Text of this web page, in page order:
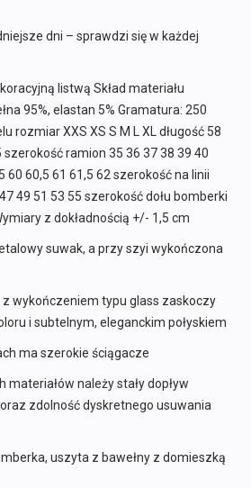
dni – sprawdzi się w każdej
listwą Skład materiału
95%, elastan 5% Gramatura: 250
rozmiar XXS XS S M L XL długość 58
szerokość ramion 35 36 37 38 39 40
60 60,5 61 61,5 62 szerokość na linii
49 51 53 55 szerokość dołu bomberki
z dokładnością +/- 1,5 cm
suwak, a przy szyi wykończona
z wykończeniem typu glass zaskoczy
i subtelnym, eleganckim połyskiem
ma szerokie ściągacze
materiałów należy stały dopływ
zdolność dyskretnego usuwania
uszyta z bawełny z domieszką